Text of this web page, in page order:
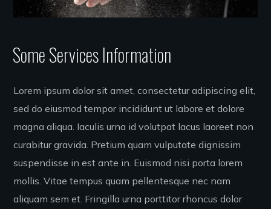
Some Services Information
Lorem ipsum dolor sit amet, consectetur adipiscing elit,
sed do eiusmod tempor incididunt ut labore et dolore
magna aliqua. Iaculis urna id volutpat lacus laoreet non
curabitur gravida. Pretium quam vulputate dignissim
suspendisse in est ante in. Euismod nisi porta lorem
mollis. Vitae tempus quam pellentesque nec nam
aliquam sem et. Fringilla urna porttitor rhoncus dolor